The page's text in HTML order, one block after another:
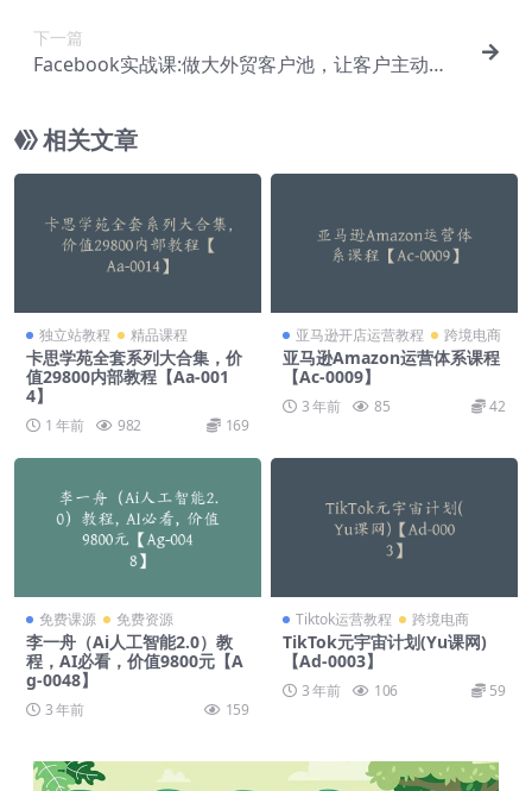
下一篇
Facebook实战课:做大外贸客户池，让客户主动
相关文章
独立站教程 精品课程
卡思学苑全套系列大合集，价
值29800内部教程【Aa-001
4】
1 年前 982 169
亚马逊开店运营教程 跨境电商
亚马逊Amazon运营体系课程
【Ac-0009】
3 年前 85 42
免费课源 免费资源
李一舟（Ai人工智能2.0）教
程，AI必看，价值9800元【A
g-0048】
3 年前 159
Tiktok运营教程 跨境电商
TikTok元宇宙计划(Yu课网)
【Ad-0003】
3 年前 106 59